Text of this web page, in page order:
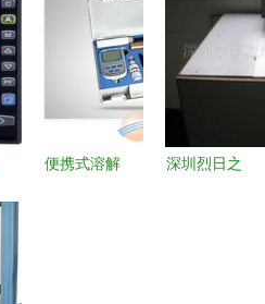
展
重的工业守
护者
便携式溶解
深圳烈日之